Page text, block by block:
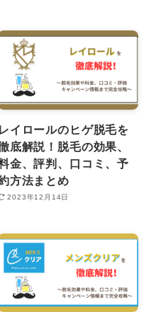
レイロールのヒゲ脱毛を
底解説！脱毛の効果、
金、評判、口コミ、予
方法まとめ
2023年12月14日